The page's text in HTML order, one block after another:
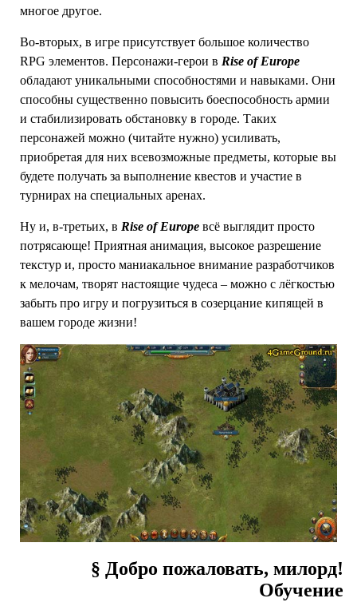
многое другое.
Во-вторых, в игре присутствует большое количество
RPG элементов. Персонажи-герои в Rise of Europe
обладают уникальными способностями и навыками. Они
способны существенно повысить боеспособность армии
и стабилизировать обстановку в городе. Таких
персонажей можно (читайте нужно) усиливать,
приобретая для них всевозможные предметы, которые вы
будете получать за выполнение квестов и участие в
турнирах на специальных аренах.
Ну и, в-третьих, в Rise of Europeвсё выглядит просто
потрясающе! Приятная анимация, высокое разрешение
текстур и, просто маниакальное внимание разработчиков
к мелочам, творят настоящие чудеса – можно с лёгкостью
забыть про игру и погрузиться в созерцание кипящей в
вашем городе жизни!
§ Добро пожаловать, милорд!
Обучение